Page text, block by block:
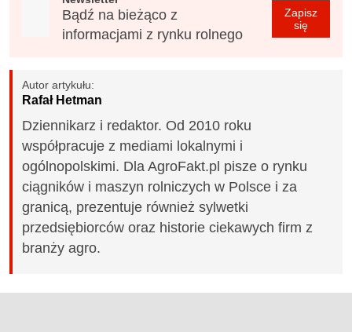
Bądź na bieżąco z
informacjami z rynku rolnego
Zapisz
się
Autor artykułu:
Rafał Hetman
Dziennikarz i redaktor. Od 2010 roku
współpracuje z mediami lokalnymi i
ogólnopolskimi. Dla AgroFakt.pl pisze o rynku
ciągników i maszyn rolniczych w Polsce i za
granicą, prezentuje również sylwetki
przedsiębiorców oraz historie ciekawych firm z
branży agro.